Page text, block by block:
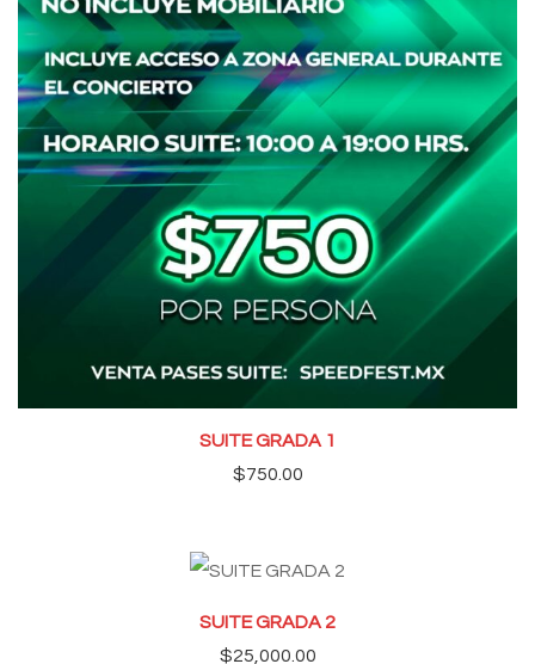
SUITE GRADA 1
$750.00
SUITE GRADA 2
$25,000.00